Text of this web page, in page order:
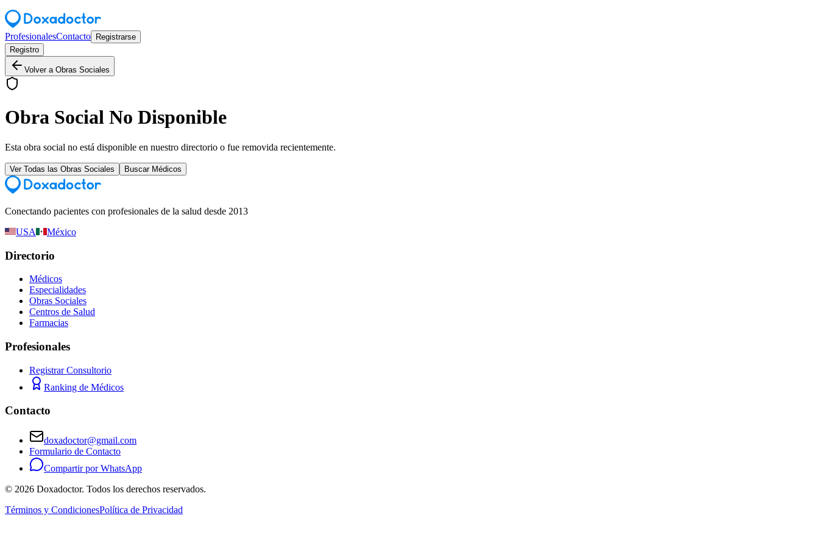
ProfesionalesContacto
Registrarse
Registro
Volver a Obras Sociales
Obra Social No Disponible
Esta obra social no está disponible en nuestro directorio o fue removida recientemente.
Ver Todas las Obras Sociales Buscar Médicos
Conectando pacientes con profesionales de la salud desde 2013
USA
México
Directorio
Médicos
Especialidades
Obras Sociales
Centros de Salud
Farmacias
Profesionales
Registrar Consultorio
Ranking de Médicos
Contacto
doxadoctor@gmail.com
Formulario de Contacto
Compartir por WhatsApp
© 2026 Doxadoctor. Todos los derechos reservados.
Términos y CondicionesPolítica de Privacidad